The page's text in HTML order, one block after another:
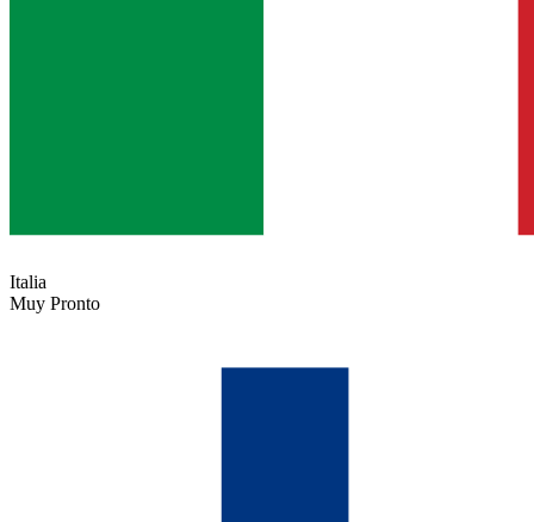
Italia
Muy Pronto